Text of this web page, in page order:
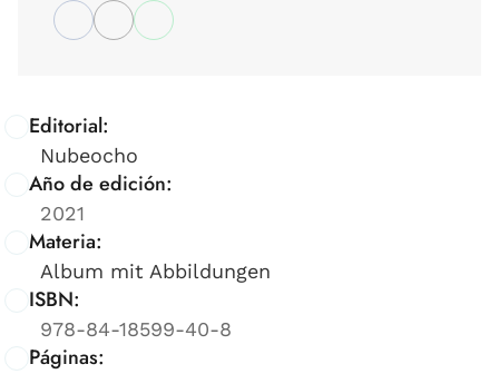
Editorial:
Nubeocho
Año de edición:
2021
Materia:
Album mit Abbildungen
ISBN:
978-84-18599-40-8
Páginas: